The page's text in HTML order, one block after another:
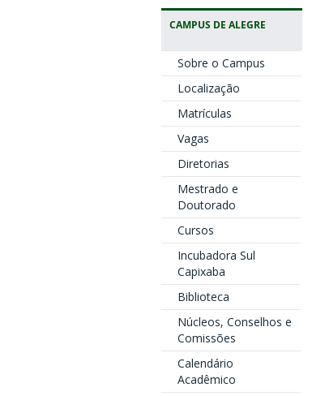
CAMPUS DE ALEGRE
Sobre o Campus
Localização
Matrículas
Vagas
Diretorias
Mestrado e
Doutorado
Cursos
Incubadora Sul
Capixaba
Biblioteca
Núcleos, Conselhos e
Comissões
Calendário
Acadêmico